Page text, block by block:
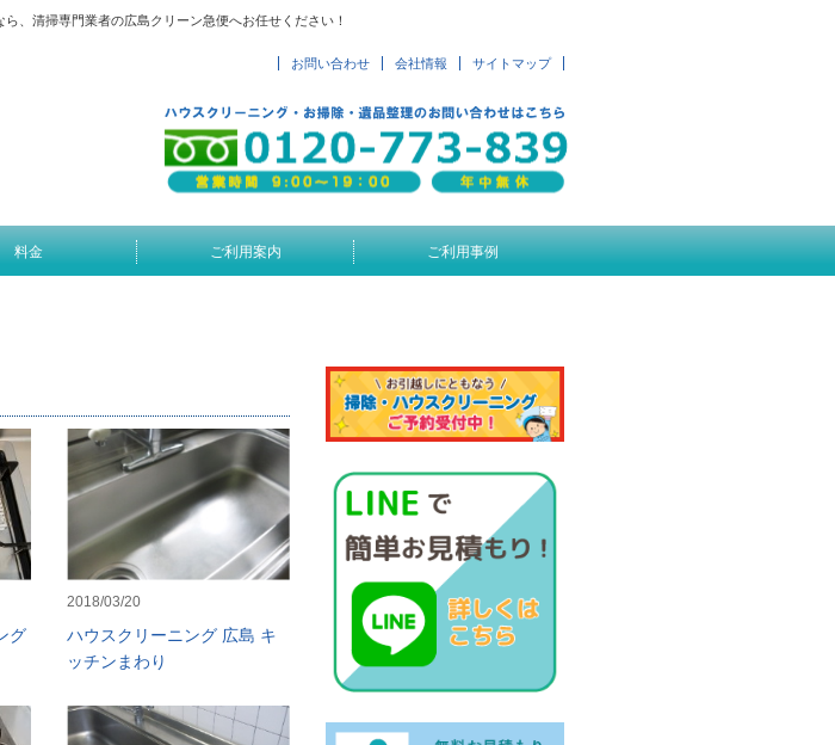
清掃専門業者の広島クリーン急便へお任せください！
お問い合わせ 会社情報 サイトマップ
料金 ご利用案内 ご利用事例
グ
2018/03/20
ハウスクリーニング 広島 キ
ッチンまわり